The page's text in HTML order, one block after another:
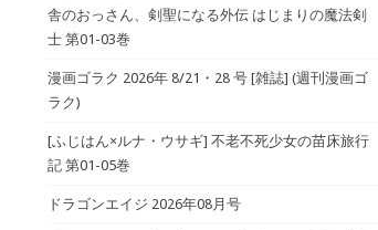
舎のおっさん、剣聖になる外伝 はじまりの魔法剣
士 第01-03巻
漫画ゴラク 2026年 8/21・28 号 [雑誌] (週刊漫画ゴ
ラク)
[ふじはん×ルナ・ウサギ] 不老不死少女の苗床旅行
記 第01-05巻
ドラゴンエイジ 2026年08月号